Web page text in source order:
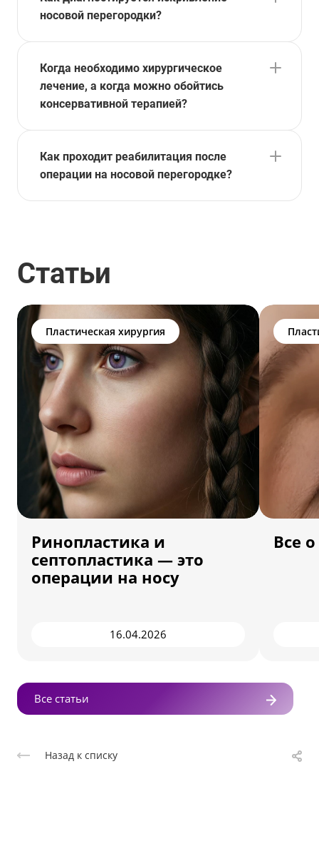
носовой перегородки?
Когда необходимо хирургическое
лечение, а когда можно обойтись
консервативной терапией?
Как проходит реабилитация после
операции на носовой перегородке?
Статьи
Пластическая хирургия
Ринопластика и
септопластика — это
операции на носу
16.04.2026
Все
Все статьи
Назад к списку